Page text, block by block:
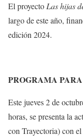
El proyectoLas hijas
largo de este año,
edición 2024.
PROGRAMA
Este jueves 2 de
horas, se presenta la
con Trayectoria) con